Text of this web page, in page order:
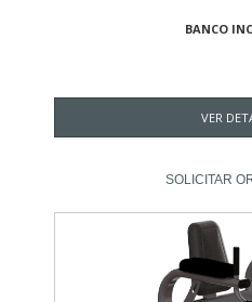
BANCO
VER
SOLICITAR